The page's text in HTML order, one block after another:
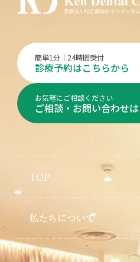
簡単1分｜24時間受付
診療予約はこちらから
お気軽にご相談ください
ご相談・お問い合わせ
TOP
私たちについて